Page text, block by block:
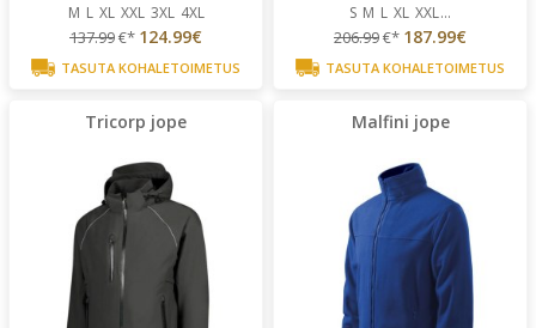
M L XL XXL 3XL 4XL
137.99€* 124.99€
TASUTA KOHALETOIMETUS
S M L XL XXL...
206.99€* 187.99€
TASUTA KOHALETOIMETUS
Tricorp jope Malfini jope